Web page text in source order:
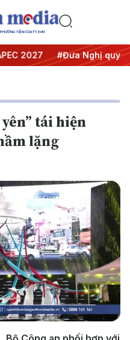
TIỆN CỦA TTXVN
2027 #Đưa Nghị quyết
tái hiện
lặng